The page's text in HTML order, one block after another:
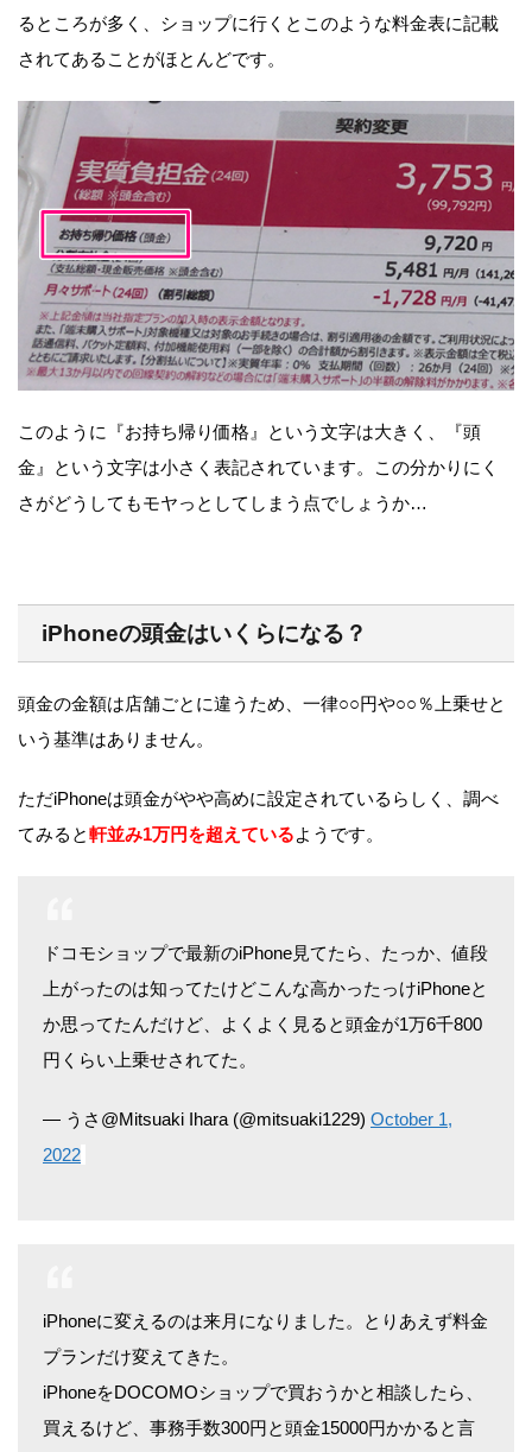
るところが多く、ショップに行くとこのような料金表に記載
されてあることがほとんどです。
このように『お持ち帰り価格』という文字は大きく、『頭
金』という文字は小さく表記されています。この分かりにく
さがどうしてもモヤっとしてしまう点でしょうか…
iPhoneの頭金はいくらになる？
頭金の金額は店舗ごとに違うため、一律○○円や○○％上乗せと
いう基準はありません。
ただiPhoneは頭金がやや高めに設定されているらしく、調べ
てみると軒並み1万円を超えているようです。
ドコモショップで最新のiPhone見てたら、たっか、値段
上がったのは知ってたけどこんな高かったっけiPhoneと
か思ってたんだけど、よくよく見ると頭金が1万6千800
円くらい上乗せされてた。
— うさ@Mitsuaki Ihara (@mitsuaki1229) October 1,
2022
iPhoneに変えるのは来月になりました。とりあえず料金
プランだけ変えてきた。
iPhoneをDOCOMOショップで買おうかと相談したら、
買えるけど、事務手数300円と頭金15000円かかると言